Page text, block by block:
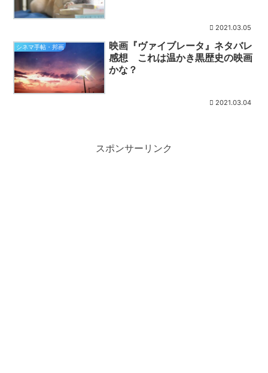
2021.03.05
シネマ手帖・邦画
映画『ヴァイブレータ』ネタバレ
感想 これは温かき黒歴史の映画
かな？
2021.03.04
スポンサーリンク